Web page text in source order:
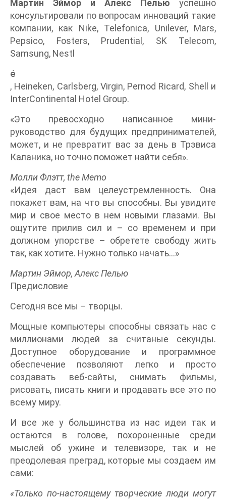
Мартин Эймор и Алекс Пелью успешно
консультировали по вопросам инноваций такие
компании, как Nike, Telefonica, Unilever, Mars,
Pepsico, Fosters, Prudential, SK Telecom,
Samsung, Nestl
é
, Heineken, Carlsberg, Virgin, Pernod Ricard, Shell и
InterContinental Hotel Group.
«Это превосходно написанное мини-
руководство для будущих предпринимателей,
может, и не превратит вас за день в Трэвиса
Каланика, но точно поможет найти себя».
Молли Флэтт, the Memo
«Идея даст вам целеустремленность. Она
покажет вам, на что вы способны. Вы увидите
мир и свое место в нем новыми глазами. Вы
ощутите прилив сил и – со временем и при
должном упорстве – обретете свободу жить
так, как хотите. Нужно только начать…»
Мартин Эймор, Алекс Пелью
Предисловие
Сегодня все мы – творцы.
Мощные компьютеры способны связать нас с
миллионами людей за считаные секунды.
Доступное оборудование и программное
обеспечение позволяют легко и просто
создавать веб-сайты, снимать фильмы,
рисовать, писать книги и продавать все это по
всему миру.
И все же у большинства из нас идеи так и
остаются в голове, похороненные среди
мыслей об ужине и телевизоре, так и не
преодолевая преград, которые мы создаем им
сами:
«Только по-настоящему творческие люди могут